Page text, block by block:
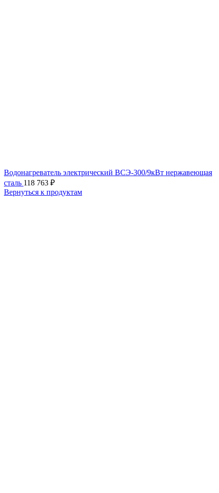
Водонагреватель электрический ВСЭ-300/9кВт нержавеющая
сталь 118 763 ₽
Вернуться к продуктам